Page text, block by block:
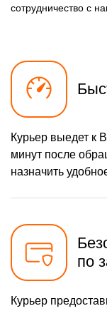
сотрудничество с
Курьер выедет к
минут после
назначить
по
Курьер